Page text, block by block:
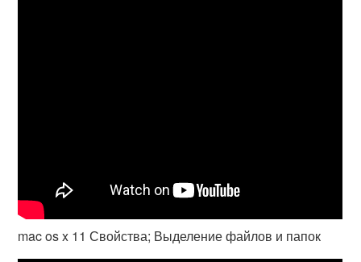
mac os x 11 Свойства; Выделение файлов и папок